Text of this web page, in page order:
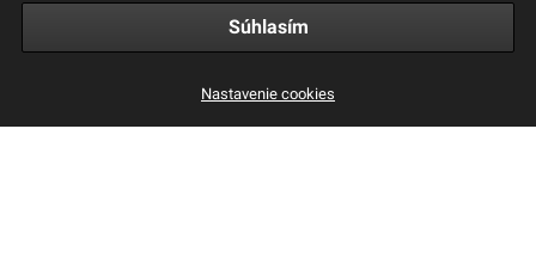
Obchodné a reklamačné podmienky
Súhlasím
Nastavenie cookies